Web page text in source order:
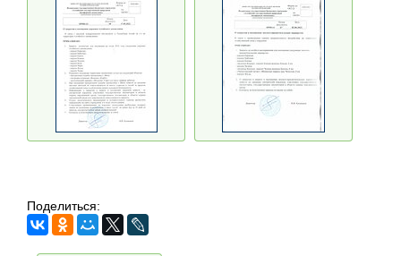
Поделиться: